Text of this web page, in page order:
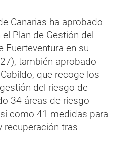
Canarias ha aprobado
Plan de Gestión del
Fuerteventura en su
también aprobado
que recoge los
del riesgo de
34 áreas de riesgo
como 41 medidas para
recuperación tras